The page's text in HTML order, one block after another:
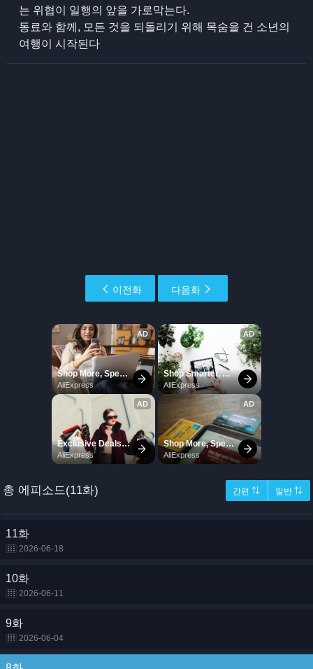
는 위협이 일행의 앞을 가로막는다.
동료와 함께, 모든 것을 되돌리기 위해 목숨을 건 소년의
여행이 시작된다
이전화 다음화
총 에피소드(11화) 간편 ⇅ 일반 ⇅
11화
2026-06-18
10화
2026-06-11
9화
2026-06-04